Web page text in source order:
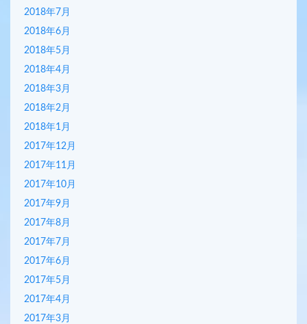
2018年7月
2018年6月
2018年5月
2018年4月
2018年3月
2018年2月
2018年1月
2017年12月
2017年11月
2017年10月
2017年9月
2017年8月
2017年7月
2017年6月
2017年5月
2017年4月
2017年3月